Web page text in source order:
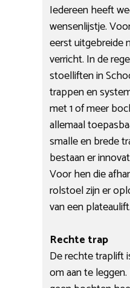
Iedereen heeft
wensenlijstje.
eerst uitgebreide
verricht. In de
stoelliften in
trappen en
met 1 of meer
allemaal
smalle en brede
bestaan er
Voor hen die
rolstoel zijn er
van een plateaulift.
Rechte trap
De rechte traplift
om aan te